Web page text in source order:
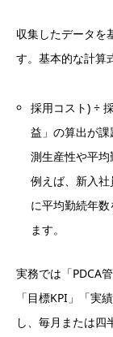
収集したデータを
す。基本的な計算
採用コスト) ÷
益」の算出が
測生産性や平均
例えば、新入
に平均勤続年
ます。
実務では「PDCA
「目標KPI」「実
し、毎月または四